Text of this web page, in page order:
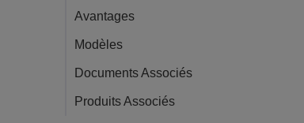
Avantages
Modèles
Documents Associés
Produits Associés